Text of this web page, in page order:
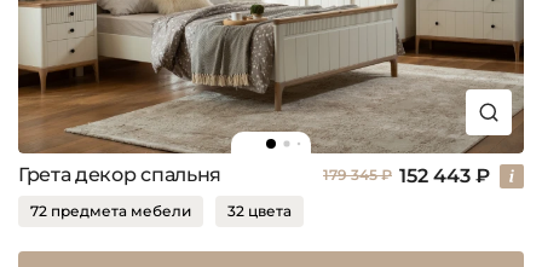
Грета декор спальня 179 345 ₽ 152 443 ₽
72 предмета мебели 32 цвета